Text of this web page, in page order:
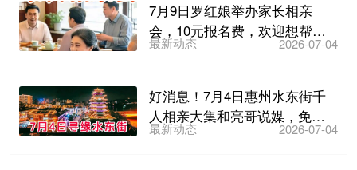
7月9日罗红娘举办家长相亲
会，10元报名费，欢迎想帮子
女找对象的家长们参加~
最新动态 2026-07-04
好消息！7月4日惠州水东街千
人相亲大集和亮哥说媒，免费
报名~
最新动态 2026-07-04